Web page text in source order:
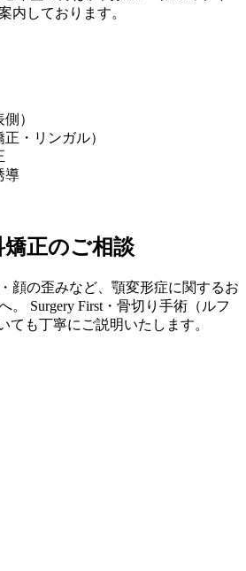
内しております。
）
・リンガル）
導
正のご相談
顔の歪みなど、顎変形症に関するお
。 Surgery First・骨切り手術（ルフ
ても丁寧にご説明いたします。